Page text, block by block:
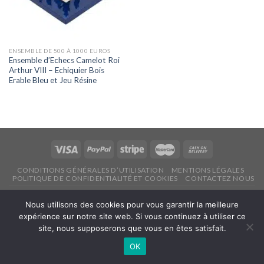
ENSEMBLE DE 500 À 1000 EUROS
Ensemble d’Echecs Camelot Roi
Arthur VIII – Echiquier Bois
Erable Bleu et Jeu Résine
CONDITIONS GÉNÉRALES D’UTILISATION
MENTIONS LÉGALES
POLITIQUE DE CONFIDENTIALITÉ ET COOKIES
CONTACTEZ NOUS
Français
Nous utilisons des cookies pour vous garantir la meilleure
expérience sur notre site web. Si vous continuez à utiliser ce
site, nous supposerons que vous en êtes satisfait.
OK